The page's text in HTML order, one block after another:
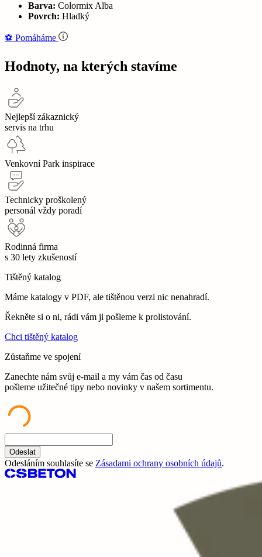
Barva: Colormix Alba
Povrch: Hladký
⚽‍️️ Pomáháme
Hodnoty, na kterých stavíme
Nejlepší zákaznický
servis na trhu
Venkovní Park inspirace
Technicky proškolený
personál vždy poradí
Rodinná firma
s 30 lety zkušeností
Tištěný katalog
Máme katalogy v PDF, ale tištěnou verzi nic nenahradí.
Řekněte si o ni, rádi vám ji pošleme k prolistování.
Chci tištěný katalog
Zůstaňme ve spojení
Zanechte nám svůj e-mail a my vám čas od času
pošleme užitečné tipy nebo novinky v našem sortimentu.
Odeslat
Odesláním souhlasíte se Zásadami ochrany osobních údajů.